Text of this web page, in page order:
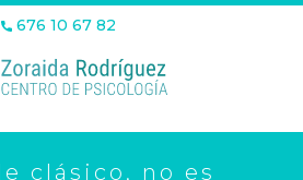
676 10 67 82
clásico, no es